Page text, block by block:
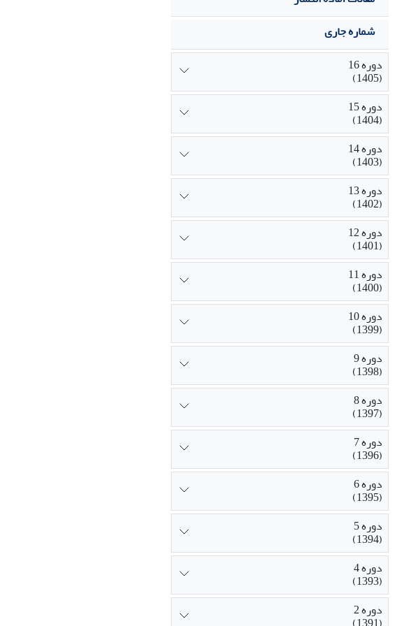
شماره جاری
دوره 16
(1405)
دوره 15
(1404)
دوره 14
(1403)
دوره 13
(1402)
دوره 12
(1401)
دوره 11
(1400)
دوره 10
(1399)
دوره 9
(1398)
دوره 8
(1397)
دوره 7
(1396)
دوره 6
(1395)
دوره 5
(1394)
دوره 4
(1393)
دوره 2